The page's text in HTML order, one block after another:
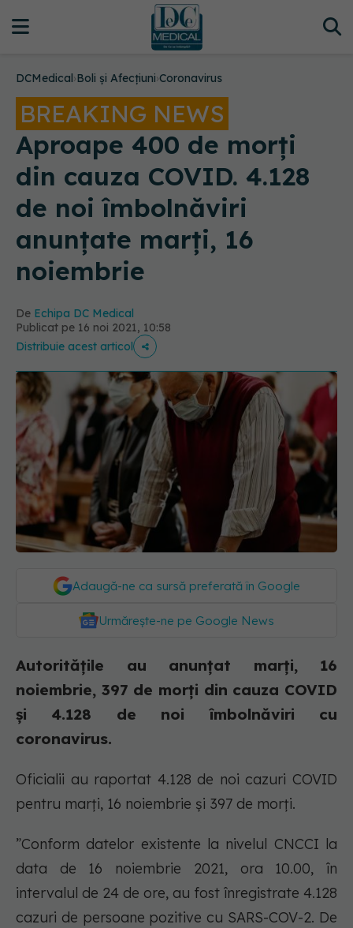
DCMedical›Boli și Afecțiuni›Coronavirus
BREAKING NEWS
Aproape 400 de morți
din cauza COVID. 4.128
de noi îmbolnăviri
anunțate marți, 16
noiembrie
De Echipa DC Medical
Publicat pe 16 noi 2021, 10:58
Distribuie acest articol
Adaugă-ne ca sursă preferată în Google
Urmărește-ne pe Google News
Autoritățile au anunțat marți, 16
noiembrie, 397 de morți din cauza COVID
și 4.128 de noi îmbolnăviri cu
coronavirus.
Oficialii au raportat 4.128 de noi cazuri COVID
pentru marți, 16 noiembrie și 397 de morți.
”Conform datelor existente la nivelul CNCCI la
data de 16 noiembrie 2021, ora 10.00, în
intervalul de 24 de ore, au fost înregistrate 4.128
cazuri de persoane pozitive cu SARS-COV-2. De